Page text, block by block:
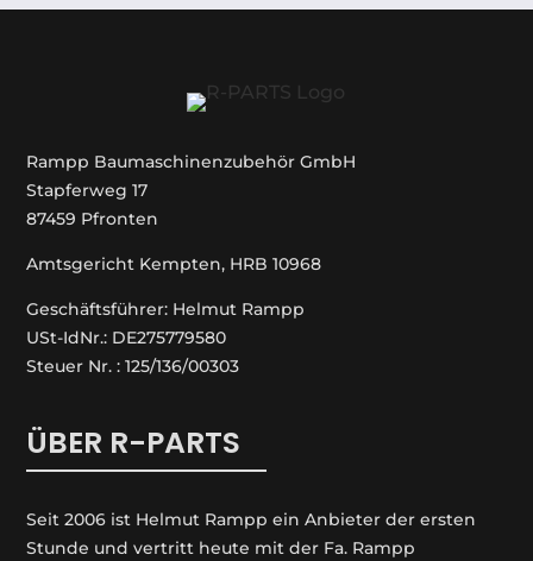
Rampp Baumaschinenzubehör GmbH
Stapferweg 17
87459 Pfronten
Amtsgericht Kempten, HRB 10968
Geschäftsführer: Helmut Rampp
USt-IdNr.: DE275779580
Steuer Nr. : 125/136/00303
ÜBER R-PARTS
Seit 2006 ist Helmut Rampp ein An­bieter der ersten
Stunde und vertritt heute mit der Fa. Rampp